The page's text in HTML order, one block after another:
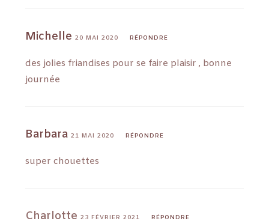
Michelle 20 MAI 2020 RÉPONDRE
des jolies friandises pour se faire plaisir , bonne
journée
Barbara 21 MAI 2020 RÉPONDRE
super chouettes
Charlotte23 FÉVRIER 2021 RÉPONDRE